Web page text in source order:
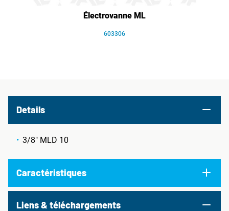
Électrovanne ML
603306
Details
3/8" MLD 10
Caractéristiques
Liens & téléchargements